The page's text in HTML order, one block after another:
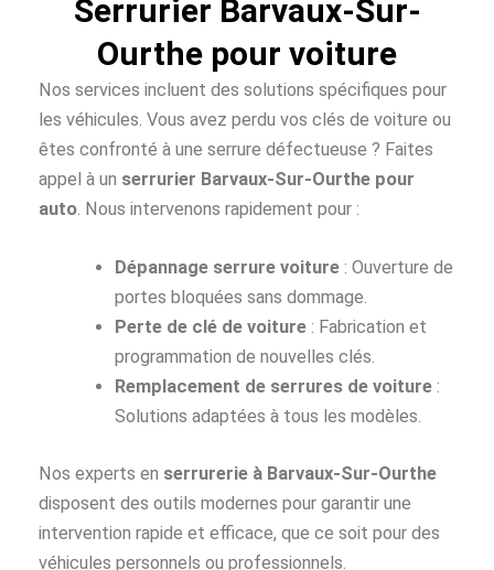
Serrurier Barvaux-Sur-
Ourthe pour voiture
Nos services incluent des solutions spécifiques pour
les véhicules. Vous avez perdu vos clés de voiture ou
êtes confronté à une serrure défectueuse ? Faites
appel à un serrurier Barvaux-Sur-Ourthe pour
auto . Nous intervenons rapidement pour :
Dépannage serrure voiture : Ouverture de
portes bloquées sans dommage.
Perte de clé de voiture : Fabrication et
programmation de nouvelles clés.
Remplacement de serrures de voiture :
Solutions adaptées à tous les modèles.
Nos experts en serrurerie à Barvaux-Sur-Ourthe
disposent des outils modernes pour garantir une
intervention rapide et efficace, que ce soit pour des
véhicules personnels ou professionnels.